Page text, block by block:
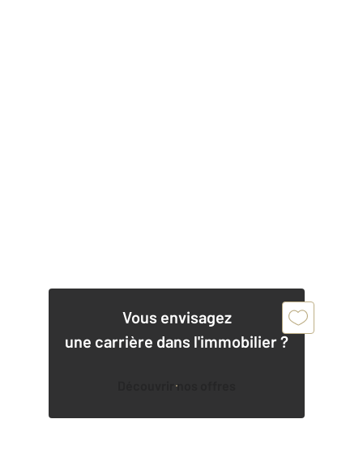
Vous envisagez
une carrière dans l'immobilier ?
Découvrir nos offres